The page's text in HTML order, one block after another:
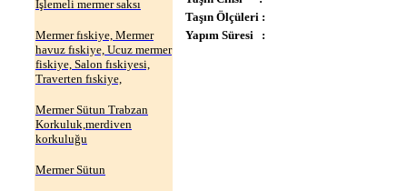
İşlemeli mermer saksı
Mermer fıskiye, Mermer
havuz fıskiye, Ucuz mermer
fiskiye, Salon fıskiyesi,
Traverten fıskiye,
Mermer Sütun Trabzan
Korkuluk,merdiven
korkuluğu
Mermer Sütun
Taşın Ölçüleri :
Yapım Süresi :